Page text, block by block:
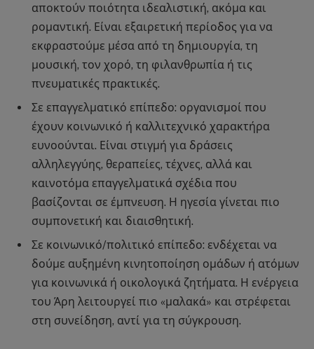
αποκτούν ποιότητα ιδεαλιστική, ακόμα και
ρομαντική. Είναι εξαιρετική περίοδος για να
εκφραστούμε μέσα από τη δημιουργία, τη
μουσική, τον χορό, τη φιλανθρωπία ή τις
πνευματικές πρακτικές.
Σε επαγγελματικό επίπεδο: οργανισμοί που
έχουν κοινωνικό ή καλλιτεχνικό χαρακτήρα
ευνοούνται. Είναι στιγμή για δράσεις
αλληλεγγύης, θεραπείες, τέχνες, αλλά και
καινοτόμα επαγγελματικά σχέδια που
βασίζονται σε έμπνευση. Η ηγεσία γίνεται πιο
συμπονετική και διαισθητική.
Σε κοινωνικό/πολιτικό επίπεδο: ενδέχεται να
δούμε αυξημένη κινητοποίηση ομάδων ή ατόμων
για κοινωνικά ή οικολογικά ζητήματα. Η ενέργεια
του Άρη λειτουργεί πιο «μαλακά» και στρέφεται
στη συνείδηση, αντί για τη σύγκρουση.